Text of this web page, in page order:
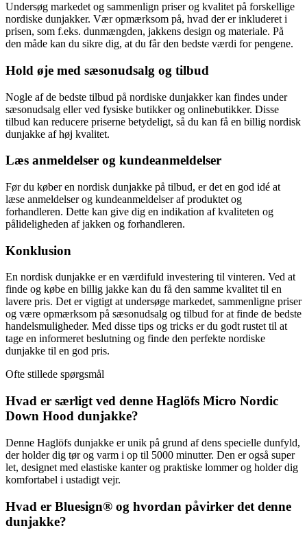
Undersøg markedet og sammenlign priser og kvalitet på forskellige
nordiske dunjakker. Vær opmærksom på, hvad der er inkluderet i
prisen, som f.eks. dunmængden, jakkens design og materiale. På
den måde kan du sikre dig, at du får den bedste værdi for pengene.
Hold øje med sæsonudsalg og tilbud
Nogle af de bedste tilbud på nordiske dunjakker kan findes under
sæsonudsalg eller ved fysiske butikker og onlinebutikker. Disse
tilbud kan reducere priserne betydeligt, så du kan få en billig nordisk
dunjakke af høj kvalitet.
Læs anmeldelser og kundeanmeldelser
Før du køber en nordisk dunjakke på tilbud, er det en god idé at
læse anmeldelser og kundeanmeldelser af produktet og
forhandleren. Dette kan give dig en indikation af kvaliteten og
pålideligheden af jakken og forhandleren.
Konklusion
En nordisk dunjakke er en værdifuld investering til vinteren. Ved at
finde og købe en billig jakke kan du få den samme kvalitet til en
lavere pris. Det er vigtigt at undersøge markedet, sammenligne priser
og være opmærksom på sæsonudsalg og tilbud for at finde de bedste
handelsmuligheder. Med disse tips og tricks er du godt rustet til at
tage en informeret beslutning og finde den perfekte nordiske
dunjakke til en god pris.
Ofte stillede spørgsmål
Hvad er særligt ved denne Haglöfs Micro Nordic
Down Hood dunjakke?
Denne Haglöfs dunjakke er unik på grund af dens specielle dunfyld,
der holder dig tør og varm i op til 5000 minutter. Den er også super
let, designet med elastiske kanter og praktiske lommer og holder dig
komfortabel i ustadigt vejr.
Hvad er Bluesign® og hvordan påvirker det denne
dunjakke?